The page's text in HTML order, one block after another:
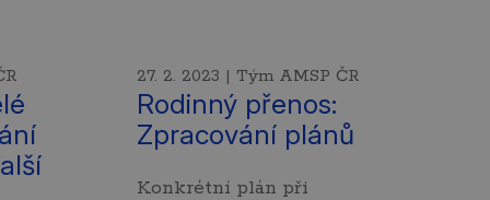
27. 2. 2023 | Tým AMSP ČR
Rodinný přenos:
Zpracování plánů
Konkrétní plán při